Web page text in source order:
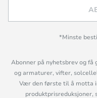
*Minste
Abonner på nyhetsbrev og
og armaturer, vifter,
Vær den første til å motta
produktprisreduksjoner,